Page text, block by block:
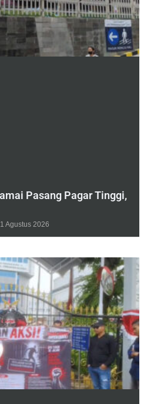
Pasang Pagar Tinggi,
1 Agustus 2026